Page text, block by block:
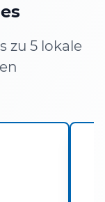
zu 5 lokale